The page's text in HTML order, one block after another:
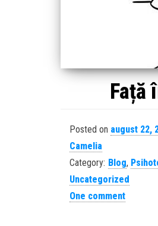
Față
Posted on august 22,
Camelia
Category: Blog,
Uncategorized
One comment